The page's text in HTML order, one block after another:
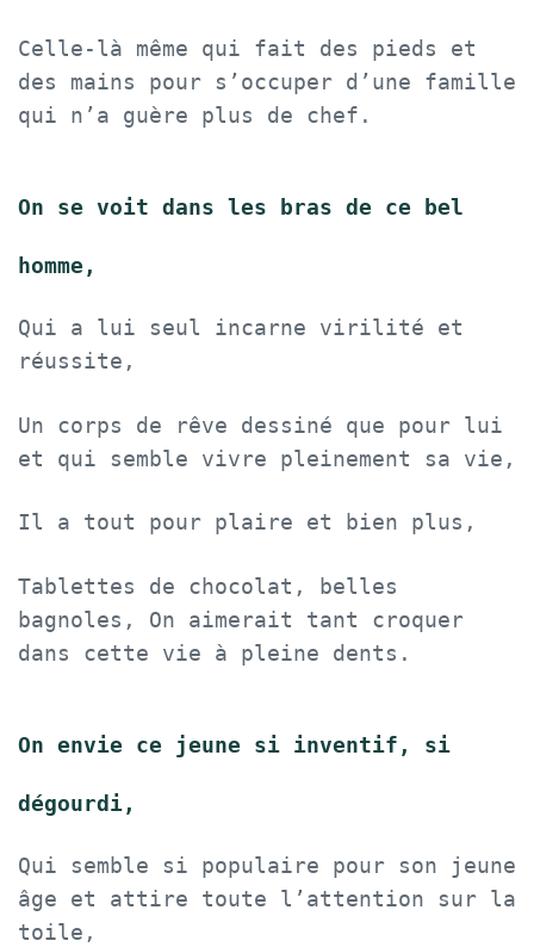
Celle-là même qui fait des pieds et
des mains pour s’occuper d’une famille
qui n’a guère plus de chef.
On se voit dans les bras de ce bel
homme,
Qui a lui seul incarne virilité et
réussite,
Un corps de rêve dessiné que pour lui
et qui semble vivre pleinement sa vie,
Il a tout pour plaire et bien plus,
Tablettes de chocolat, belles
bagnoles, On aimerait tant croquer
dans cette vie à pleine dents.
On envie ce jeune si inventif, si
dégourdi,
Qui semble si populaire pour son jeune
âge et attire toute l’attention sur la
toile,